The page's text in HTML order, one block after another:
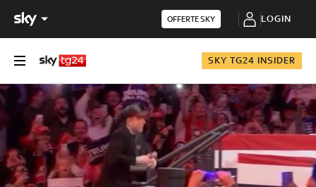
OFFERTE SKY LOGIN
SKY TG24 INSIDER